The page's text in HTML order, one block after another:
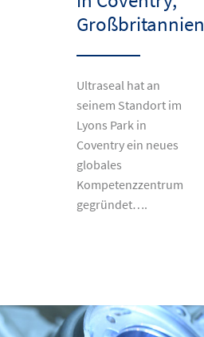
Großbritannien
Ultraseal hat an
seinem Standort im
Lyons Park in
Coventry ein neues
globales
Kompetenzzentrum
gegründet….